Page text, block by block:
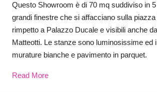
Questo Showroom è di 70 mq suddiviso in
grandi finestre che si affacciano sulla piazza
rimpetto a Palazzo Ducale e visibili anche
Matteotti. Le stanze sono luminosissime ed
murature bianche e pavimento in parquet.
Read More